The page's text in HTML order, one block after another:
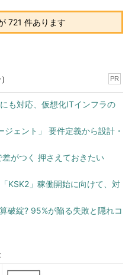
る面積は大幅に減
クバーを空ける
法はもう1つある。まず検索
表示されてないところを右クリ
リックして「タスクバーとスタ
アログを開く。その［タスクバ
タンを使う］をオンにする。
小さくなる。その結果、より
上に表示できるようになる。
721 件あります
PR
も対応、仮想化ITインフラの
ェント」 要件定義から設計・
差がつく 押さえておきたい
KSK2」稼働開始に向けて、対
破綻? 95%が陥る失敗と隠れコ